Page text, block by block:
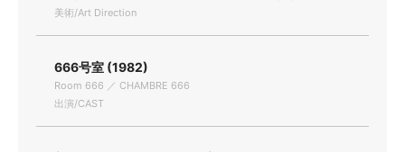
美術/Art Direction
666号室 (1982)
Room 666 ／ CHAMBRE 666
出演/CAST